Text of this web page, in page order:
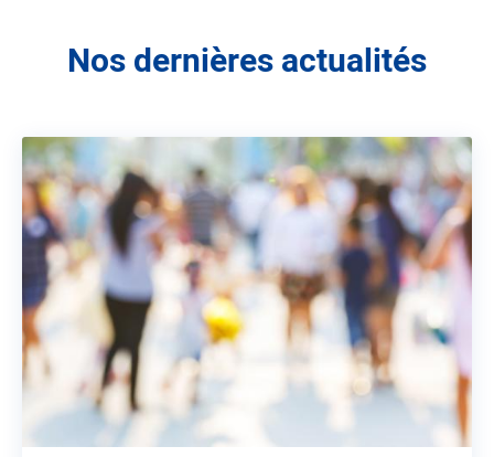
Nos dernières actualités